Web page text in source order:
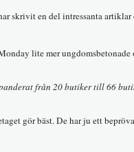
skrivit en del intressanta artiklar
lite mer
från 20 butiker till 66
gör bäst. De har ju ett